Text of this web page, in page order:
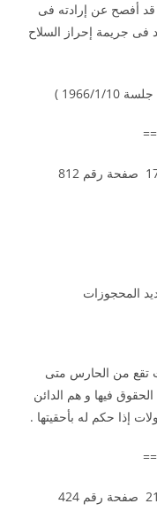
قد أفصح عن إرادته فى
فى جريمة إحراز السلاح
تبديد المحجوزات
تقع من الحارس متى
فيها و هم الدائن
إذا حكم له بأحقيتها .